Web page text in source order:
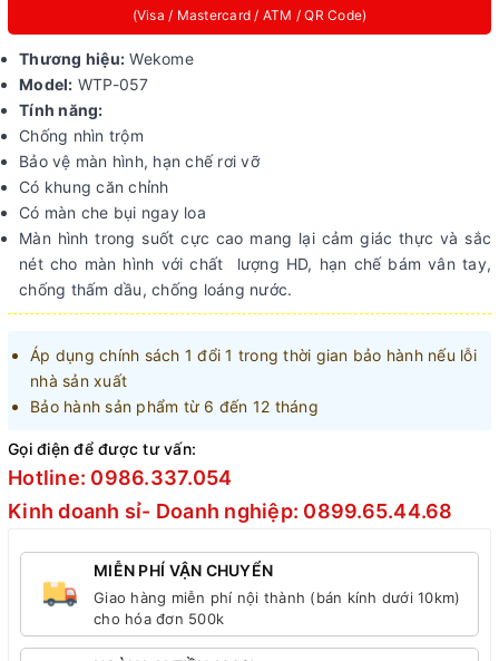
(Visa / Mastercard / ATM / QR Code)
Thương hiệu: Wekome
Model: WTP-057
Tính năng:
Chống nhìn trộm
Bảo vệ màn hình, hạn chế rơi vỡ
Có khung căn chỉnh
Có màn che bụi ngay loa
Màn hình trong suốt cực cao mang lại cảm giác thực và sắc
nét cho màn hình với chất lượng HD, hạn chế bám vân tay,
chống thấm dầu, chống loáng nước.
Áp dụng chính sách 1 đổi 1 trong thời gian bảo hành nếu lỗi
nhà sản xuất
Bảo hành sản phẩm từ 6 đến 12 tháng
Gọi điện để được tư vấn:
Hotline: 0986.337.054
Kinh doanh sỉ- Doanh nghiệp: 0899.65.44.68
MIỄN PHÍ VẬN CHUYỂN
Giao hàng miễn phí nội thành (bán kính dưới 10km)
cho hóa đơn 500k